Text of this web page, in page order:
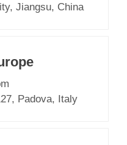
Jiangsu, China
Padova, Italy